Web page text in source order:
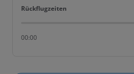
Rückflugzeiten
Rückflugzeiten
00:00